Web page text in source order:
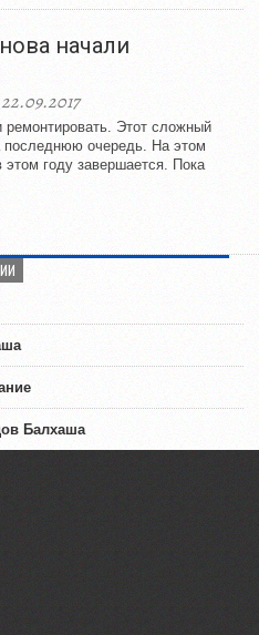
начали
Этот сложный
последнюю очередь. На этом
этом году завершается. Пока
Балхаша